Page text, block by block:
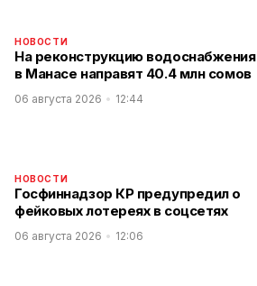
НОВОСТИ
На реконструкцию водоснабжения
в Манасе направят 40.4 млн сомов
06 августа 2026 12:44
НОВОСТИ
Госфиннадзор КР предупредил о
фейковых лотереях в соцсетях
06 августа 2026 12:06